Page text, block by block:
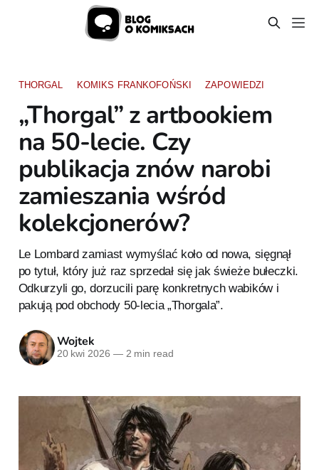
THORGAL KOMIKS FRANKOFOŃSKI ZAPOWIEDZI
„Thorgal” z artbookiem
na 50-lecie. Czy
publikacja znów narobi
zamieszania wśród
kolekcjonerów?
Le Lombard zamiast wymyślać koło od nowa, sięgnął
po tytuł, który już raz sprzedał się jak świeże bułeczki.
Odkurzyli go, dorzucili parę konkretnych wabików i
pakują pod obchody 50-lecia „Thorgala”.
Wojtek
20 kwi 2026 —2 min read